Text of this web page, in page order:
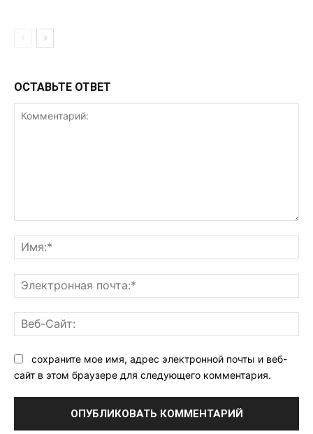
ОСТАВЬТЕ ОТВЕТ
сохраните мое имя, адрес электронной почты и веб-
сайт в этом браузере для следующего комментария.